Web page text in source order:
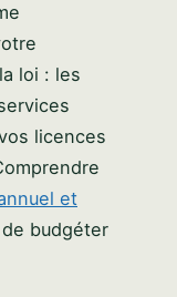
loi : les
licences
et
budgéter